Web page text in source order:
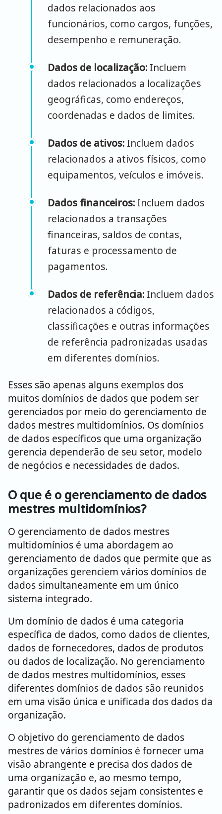
dados relacionados aos
funcionários, como cargos, funções,
desempenho e remuneração.
Dados de localização: Incluem
dados relacionados a localizações
geográficas, como endereços,
coordenadas e dados de limites.
Dados de ativos: Incluem dados
relacionados a ativos físicos, como
equipamentos, veículos e imóveis.
Dados financeiros: Incluem dados
relacionados a transações
financeiras, saldos de contas,
faturas e processamento de
pagamentos.
Dados de referência: Incluem dados
relacionados a códigos,
classificações e outras informações
de referência padronizadas usadas
em diferentes domínios.
Esses são apenas alguns exemplos dos
muitos domínios de dados que podem ser
gerenciados por meio do gerenciamento de
dados mestres multidomínios. Os domínios
de dados específicos que uma organização
gerencia dependerão de seu setor, modelo
de negócios e necessidades de dados.
O que é o gerenciamento de dados
mestres multidomínios?
O gerenciamento de dados mestres
multidomínios é uma abordagem ao
gerenciamento de dados que permite que as
organizações gerenciem vários domínios de
dados simultaneamente em um único
sistema integrado.
Um domínio de dados é uma categoria
específica de dados, como dados de clientes,
dados de fornecedores, dados de produtos
ou dados de localização. No gerenciamento
de dados mestres multidomínios, esses
diferentes domínios de dados são reunidos
em uma visão única e unificada dos dados da
organização.
O objetivo do gerenciamento de dados
mestres de vários domínios é fornecer uma
visão abrangente e precisa dos dados de
uma organização e, ao mesmo tempo,
garantir que os dados sejam consistentes e
padronizados em diferentes domínios.